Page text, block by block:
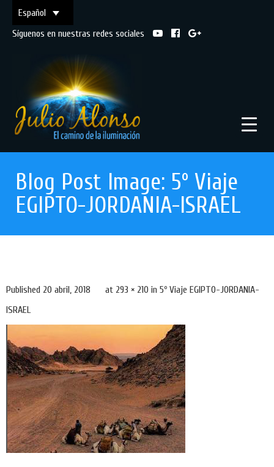
Español
Síguenos en nuestras redes sociales
Blog Post Image: 5º Viaje
EGIPTO-JORDANIA-ISRAEL
Published 20 abril, 2018 at 293 × 210 in 5º Viaje EGIPTO-JORDANIA-
ISRAEL